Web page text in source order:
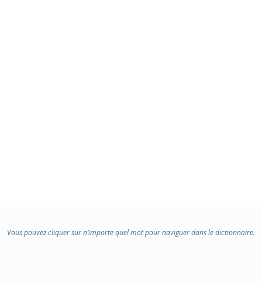
Vous pouvez cliquer sur n’importe quel mot pour naviguer dans le dictionnaire.